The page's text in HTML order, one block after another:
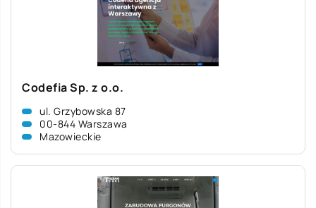
Codefia Sp. z o.o.
ul. Grzybowska 87
00-844 Warszawa
Mazowieckie